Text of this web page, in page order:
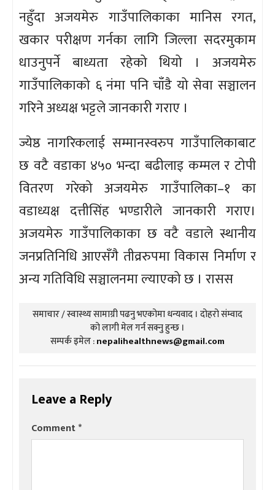
नहुँदा अजयमेरु गाउँपालिकाका मानिस रगत,
खकार परीक्षण गर्नका लागि जिल्ला सदरमुकाम
धाउनुपर्ने बाध्यता रहेको थियो । अजयमेरु
गाउँपालिकाको ६ नंमा पनि चाँडै यो सेवा सञ्चालन
गरिने अध्यक्ष भट्टले जानकारी गराए ।
ज्येष्ठ नागरिकलाई सम्मानस्वरुप गाउँपालिकाबाट
छ वटै वडाका ४५० भन्दा बढीलाइ कम्मल र टोपी
वितरण गरेको अजयमेरु गाउँपालिका–१ का
वडाध्यक्ष दत्तीसिंह भण्डारीले जानकारी गराए।
अजयमेरु गाउँपालिकाका छ वटै वडाले स्थानीय
जनप्रतिनिधि आएसँगै तीव्ररुपमा विकास निर्माण र
अन्य गतिविधि सञ्चालनमा ल्याएको छ । रासस
समाचार / स्वास्थ्य सामाग्री पढनु भएकोमा धन्यवाद । दोहरो संम्वाद
को लागी मेल गर्न सक्नु हुन्छ ।
सम्पर्क इमेल :nepalihealthnews@gmail.com
Leave a Reply
Comment*